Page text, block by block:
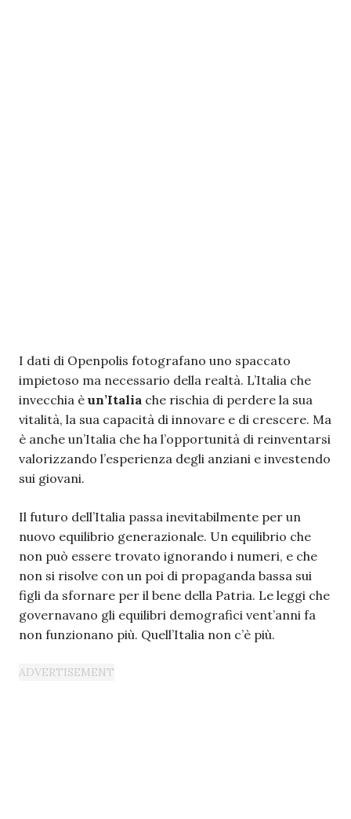
I dati di Openpolis fotografano uno spaccato
impietoso ma necessario della realtà. L’Italia che
invecchia è un’Italia che rischia di perdere la sua
vitalità, la sua capacità di innovare e di crescere. Ma
è anche un’Italia che ha l’opportunità di reinventarsi
valorizzando l’esperienza degli anziani e investendo
sui giovani.
Il futuro dell’Italia passa inevitabilmente per un
nuovo equilibrio generazionale. Un equilibrio che
non può essere trovato ignorando i numeri, e che
non si risolve con un poi di propaganda bassa sui
figli da sfornare per il bene della Patria. Le leggi che
governavano gli equilibri demografici vent’anni fa
non funzionano più. Quell’Italia non c’è più.